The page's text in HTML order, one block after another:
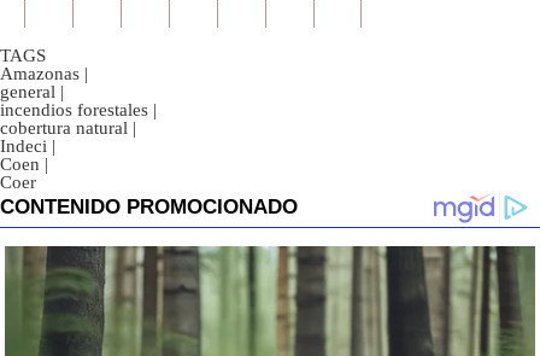
TAGS
Amazonas |
general |
incendios forestales |
cobertura natural |
Indeci |
Coen |
Coer